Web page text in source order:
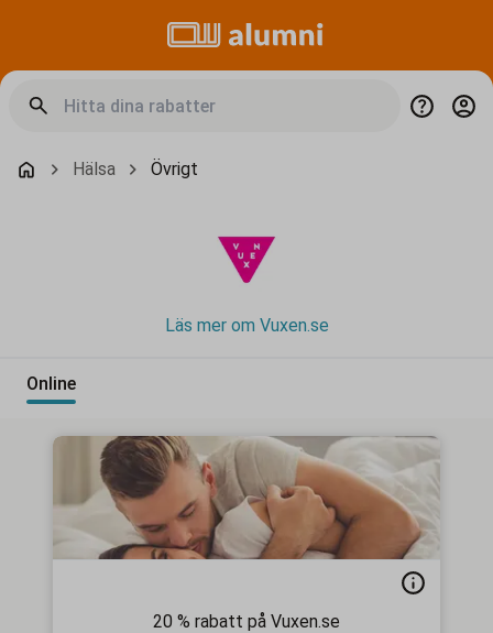
Hälsa Övrigt
Läs mer om Vuxen.se
Online
20 % rabatt på Vuxen.se